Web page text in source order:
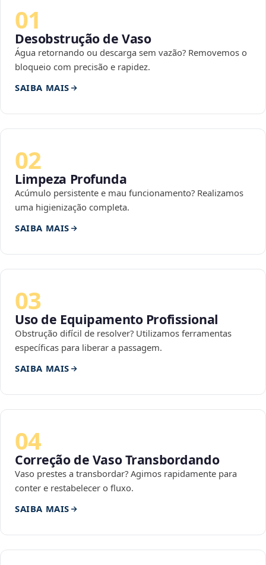
01
Desobstrução de Vaso
Água retornando ou descarga sem vazão? Removemos o
bloqueio com precisão e rapidez.
SAIBA MAIS
02
Limpeza Profunda
Acúmulo persistente e mau funcionamento? Realizamos
uma higienização completa.
SAIBA MAIS
03
Uso de Equipamento Profissional
Obstrução difícil de resolver? Utilizamos ferramentas
específicas para liberar a passagem.
SAIBA MAIS
04
Correção de Vaso Transbordando
Vaso prestes a transbordar? Agimos rapidamente para
conter e restabelecer o fluxo.
SAIBA MAIS